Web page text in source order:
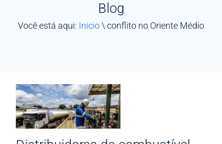
Blog
Você está aqui: Início\ conflito no Oriente Médio